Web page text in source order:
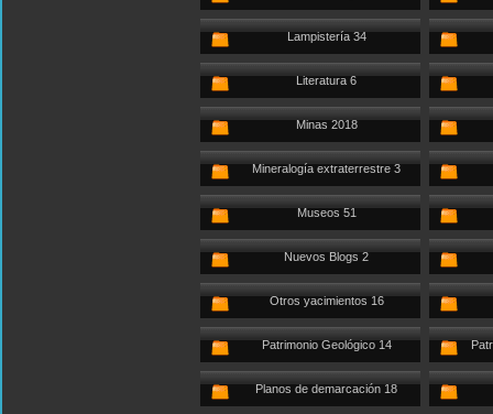
Lampistería 34
Literatura 6
Minas 2018
Mineralogía extraterrestre 3
Museos 51
Nuevos Blogs 2
Otros yacimientos 16
Patrimonio Geológico 14
Planos de demarcación 18